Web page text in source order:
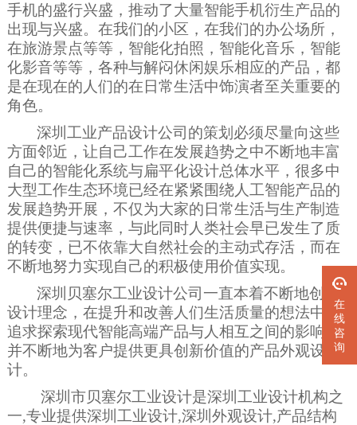
在
线
咨
询
手机的盛行兴盛，推动了大量智能手机衍生产品的
出现与兴盛。在我们的小区，在我们的办公场所，
在旅游景点等等，智能化拍照，智能化音乐，智能
化影音等等，各种与解闷休闲娱乐相应的产品，都
是在现在的人们的在日常生活中饰演者至关重要的
角色。
深圳 工业产品设计公司的策划必须尽量向这些
方面邻近，让自己工作在发展趋势之中不断地丰富
自己的智能化系统与扁平化设计总体水平，很多中
大型工作生态环境已经在紧紧围绕人工智能产品的
发展趋势开展，不仅为大家的日常生活与生产制造
提供便捷与速率，与此同时人类社会早已发生了质
的转变，已不依靠大自然社会的主动式存活，而在
不断地努力实现自己的积极使用价值实现。
深圳贝塞尔工业设计公司一直本着不断地创新
设计理念 ，在提升和改善人们生活质量的想法中，
追求探索现代智能高端产品与人相互之间的影响，
并不断地为客户提供更具创 新价值的产品外观设
计。
深圳市贝塞尔工业设计是深圳工业设计机构之
一,专业提供深圳工业设计,深圳外观设计,产品结构